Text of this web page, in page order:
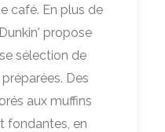
café. En plus de
propose
sélection de
Des
aux muffins
fondantes, en